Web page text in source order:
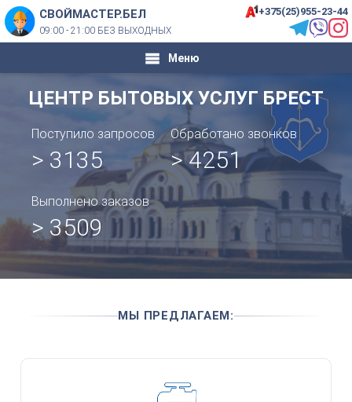
СВОЙМАСТЕР.БЕЛ
09:00 - 21:00 БЕЗ ВЫХОДНЫХ
+375(25)955-23-44
Меню
ЦЕНТР БЫТОВЫХ УСЛУГ БРЕСТ
Поступило запросов
> 3135
Обработано звонков
> 4251
Выполнено заказов
> 3509
МЫ ПРЕДЛАГАЕМ: